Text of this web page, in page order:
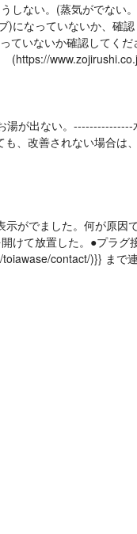
しない。(蒸気がでな
)になっていないか、確
ていないか確認してく
(https://
湯が出ない。
も、改善されない場合
示がでました。何が原
けて放置した。●プラ
contact/)}} ま